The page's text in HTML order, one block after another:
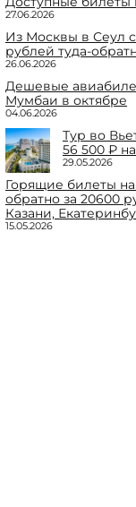
27.06.2026
Из Москвы в Сеул
рублей туда-
26.06.2026
Дешевые
Мумбаи в октябре
04.06.2026
Тур во
56 500 ₽
29.05.2026
Горящие билеты на
обратно за 20600
Казани,
15.05.2026